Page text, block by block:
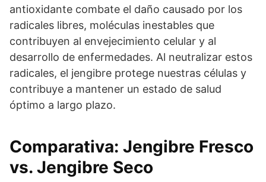
antioxidante combate el daño causado por los
radicales libres, moléculas inestables que
contribuyen al envejecimiento celular y al
desarrollo de enfermedades. Al neutralizar estos
radicales, el jengibre protege nuestras células y
contribuye a mantener un estado de salud
óptimo a largo plazo.
Comparativa: Jengibre Fresco
vs. Jengibre Seco